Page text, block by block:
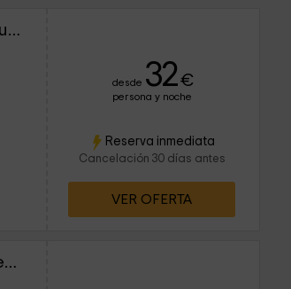
Apartamentos Las Caldas- Apto. Cueva Lluera
desde 32€
persona y noche
Reserva inmediata
Cancelación 30 días antes
VER OFERTA
Apartamentos Las Caldas- Apto. Senda Verde